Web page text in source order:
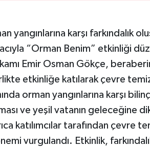
yangınlarına karşı
“Orman Benim” etkinliği
Emir Osman Gökçe,
etkinliğe katılarak çevre
orman yangınlarına karşı
ve yeşil vatanın geleceğine
katılımcılar tarafından çevre
vurgulandı. Etkinlik,